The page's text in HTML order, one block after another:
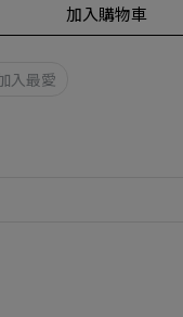
加入購物車
入最愛